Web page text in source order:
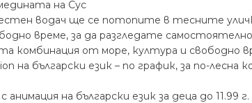
на Сус
водач ще се потопите в тесните
време, за да разгледате
комбинация от море, култура и свободно
на български език – по график, за по-
анимация на български език за деца до